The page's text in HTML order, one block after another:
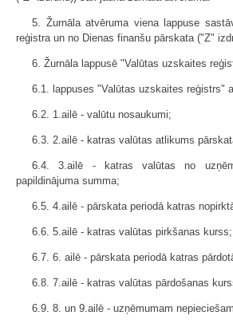
5. Žurnāla atvēruma viena lappuse
reģistra un no Dienas finanšu pārskata ("Z"
6. Žurnāla lappusē "Valūtas uzskaites
6.1. lappuses "Valūtas uzskaites reģistrs"
6.2. 1.ailē - valūtu nosaukumi;
6.3. 2.ailē - katras valūtas atlikums
6.4. 3.ailē - katras valūtas no
papildinājuma summa;
6.5. 4.ailē - pārskata periodā katras
6.6. 5.ailē - katras valūtas pirkšanas kurss;
6.7. 6. ailē - pārskata periodā katras
6.8. 7.ailē - katras valūtas pārdošanas
6.9. 8. un 9.ailē - uzņēmumam